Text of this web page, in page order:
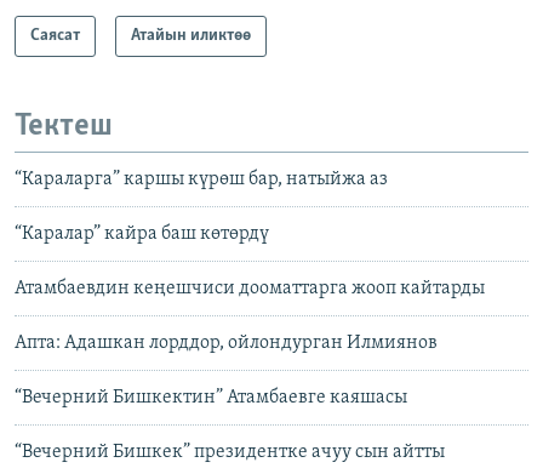
Саясат Атайын иликтөө
Тектеш
“Караларга” каршы күрөш бар, натыйжа аз
“Каралар” кайра баш көтөрдү
Атамбаевдин кеңешчиси дооматтарга жооп кайтарды
Апта: Адашкан лорддор, ойлондурган Илмиянов
“Вечерний Бишкектин” Атамбаевге каяшасы
“Вечерний Бишкек” президентке ачуу сын айтты